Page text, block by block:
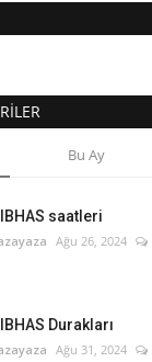
Bu Ay
saatleri
Ağu 26, 2024
Durakları
Ağu 31, 2024